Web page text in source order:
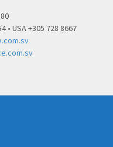
• USA +305 728 8667